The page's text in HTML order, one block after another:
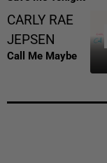
CARLY RAE
JEPSEN
Call Me Maybe